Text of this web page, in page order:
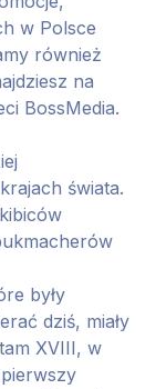
w Polsce
również
na
BossMedia.
świata.
były
dziś, miały
XVIII, w